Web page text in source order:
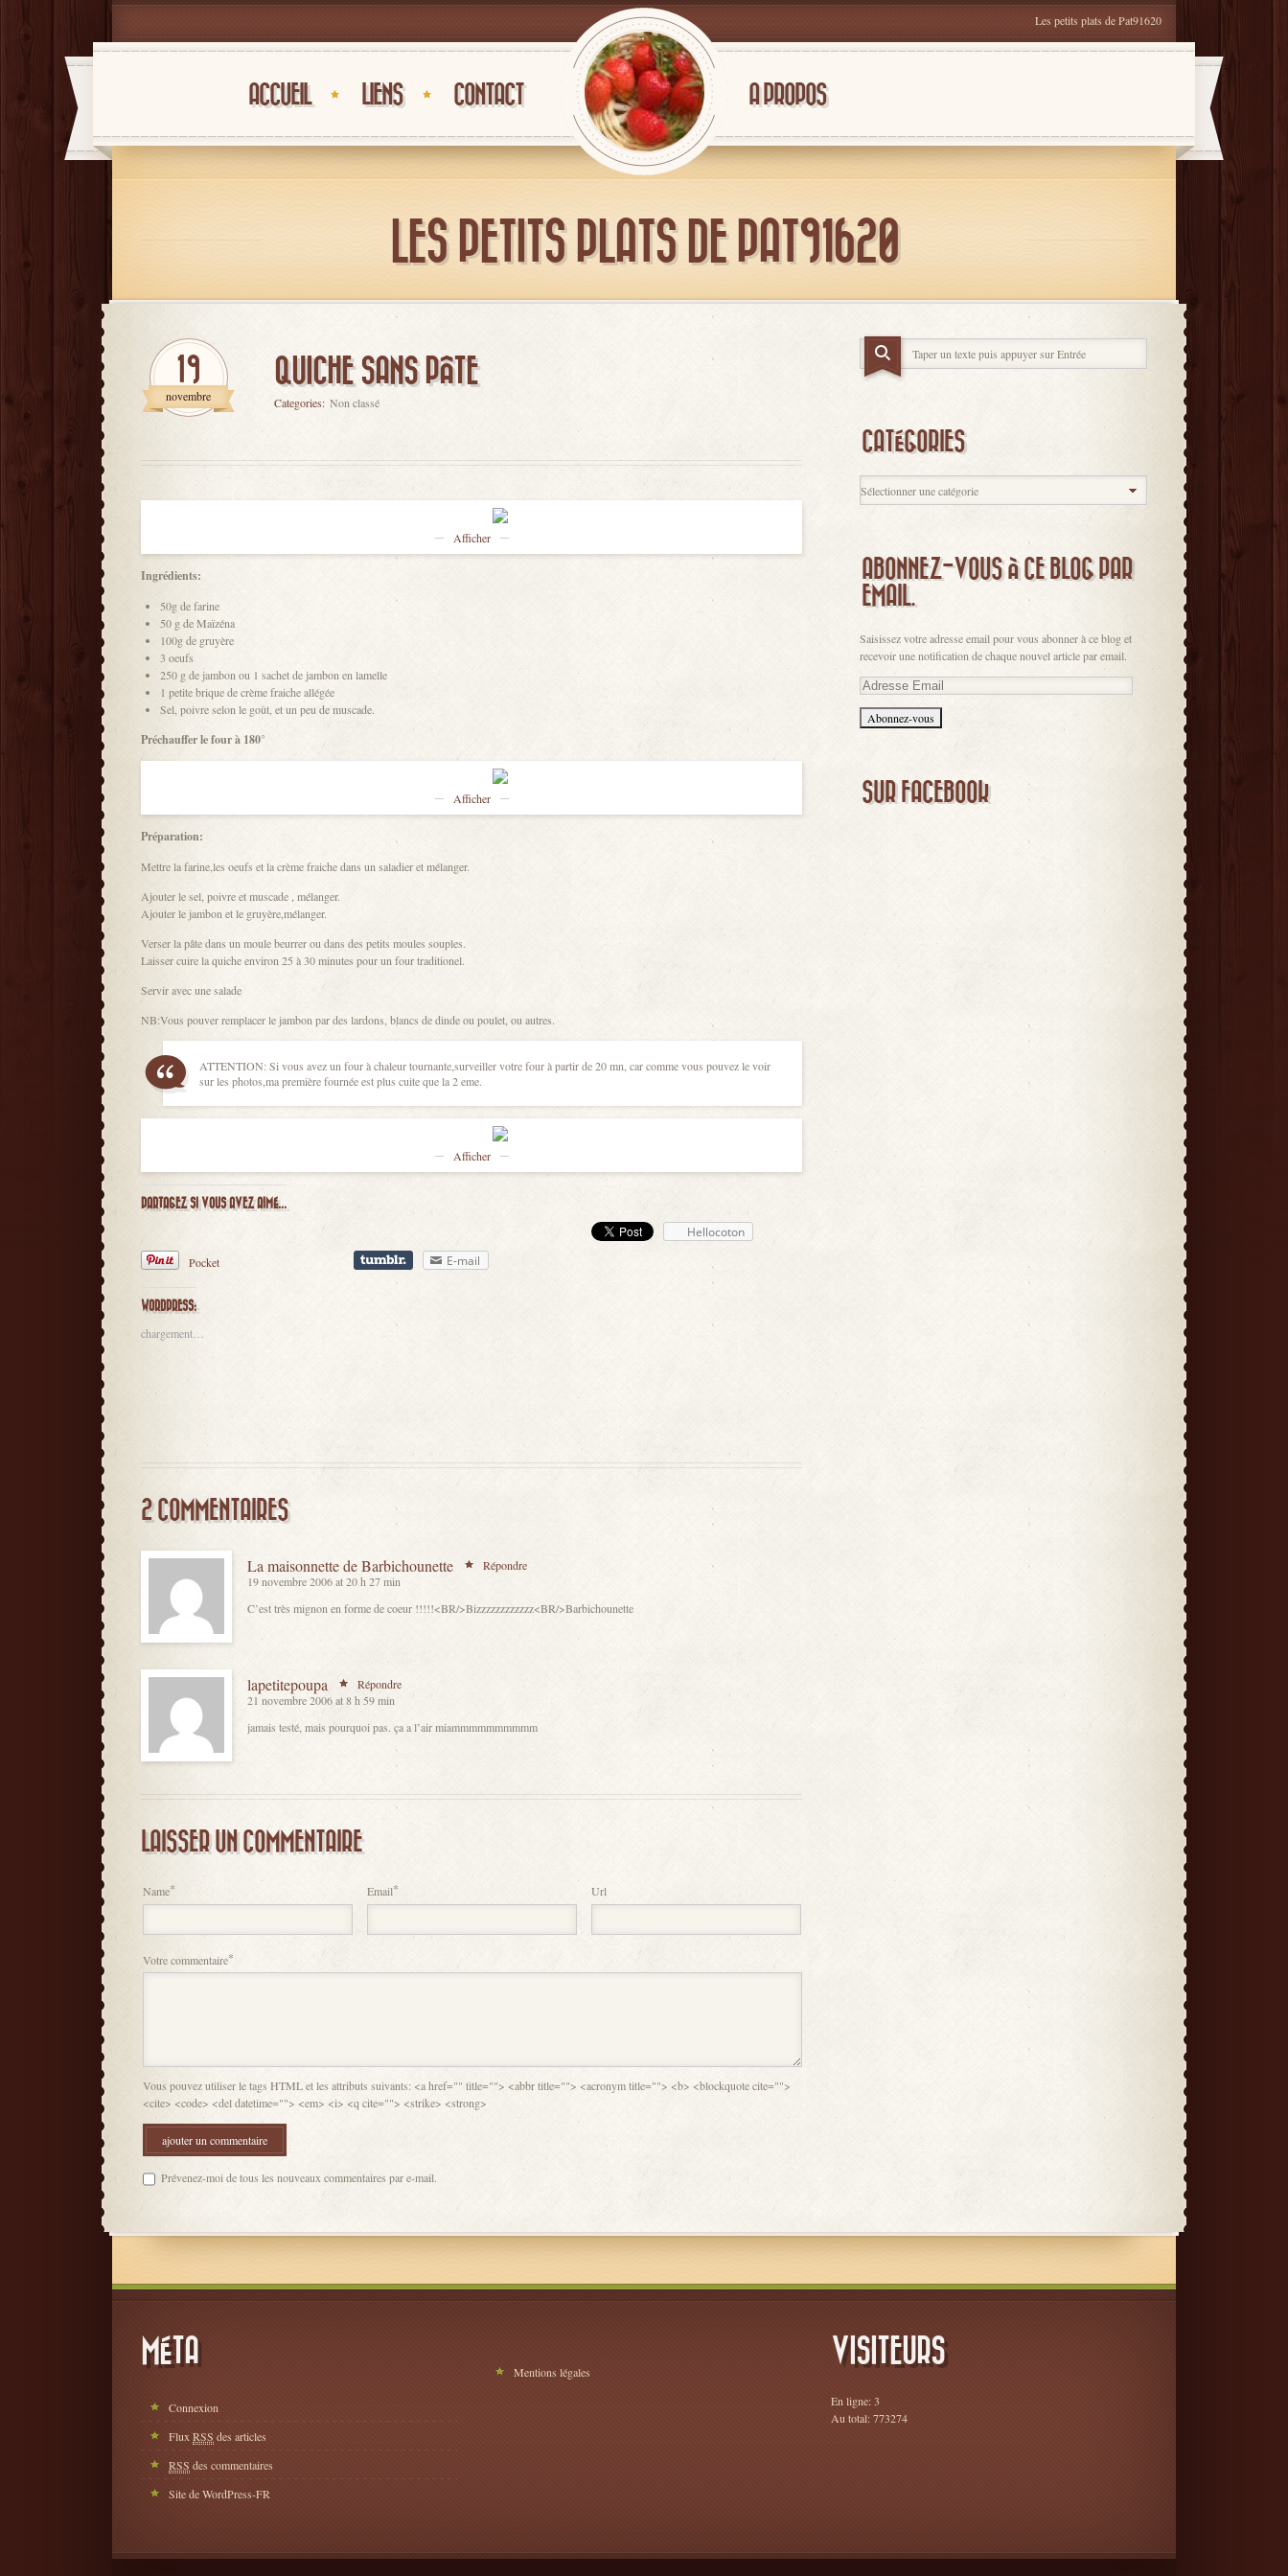
Les petits plats de Pat91620
ACCUEIL LIENS CONTACT A PROPOS
LES PETITS PLATS DE PAT91620
19
novembre
QUICHE SANS PÂTE
Categories: Non classé
Afficher
Ingrédients:
50g de farine
50 g de Maïzéna
100g de gruyère
3 oeufs
250 g de jambon ou 1 sachet de jambon en lamelle
1 petite brique de crème fraiche allégée
Sel, poivre selon le goût, et un peu de muscade.
Préchauffer le four à 180°
Afficher
Préparation:
Mettre la farine,les oeufs et la crème fraiche dans un saladier et mélanger.
Ajouter le sel, poivre et muscade , mélanger.
Ajouter le jambon et le gruyère,mélanger.
Verser la pâte dans un moule beurrer ou dans des petits moules souples.
Laisser cuire la quiche environ 25 à 30 minutes pour un four traditionel.
Servir avec une salade
NB:Vous pouver remplacer le jambon par des lardons, blancs de dinde ou poulet, ou autres.
ATTENTION: Si vous avez un four à chaleur tournante,surveiller votre four à partir de 20 mn, car comme vous pouvez le voir
sur les photos,ma première fournée est plus cuite que la 2 eme.
Afficher
PARTAGEZ SI VOUS AVEZ AIMÉ...
Hellocoton
Pocket E-mail
WORDPRESS:
chargement…
2 COMMENTAIRES
La maisonnette de Barbichounette
Répondre
19 novembre 2006 at 20 h 27 min
C’est très mignon en forme de coeur !!!!!<BR/>Bizzzzzzzzzzzz<BR/>Barbichounette
lapetitepoupa
Répondre
21 novembre 2006 at 8 h 59 min
jamais testé, mais pourquoi pas. ça a l’air miammmmmmmmmm
LAISSER UN COMMENTAIRE
Name* Email* Url
Votre commentaire*
Vous pouvez utiliser le tags HTML et les attributs suivants: <a href="" title=""> <abbr title=""> <acronym title=""> <b> <blockquote cite="">
<cite> <code> <del datetime=""> <em> <i> <q cite=""> <strike> <strong>
Prévenez-moi de tous les nouveaux commentaires par e-mail.
CATÉGORIES
ABONNEZ-VOUS À CE BLOG PAR
EMAIL.
Saisissez votre adresse email pour vous abonner à ce blog et
recevoir une notification de chaque nouvel article par email.
Adresse
SUR FACEBOOK
MÉTA
Connexion
FluxRSS des articles
RSS des commentaires
Site de WordPress-FR
Mentions légales
VISITEURS
En ligne: 3
Au total: 773274